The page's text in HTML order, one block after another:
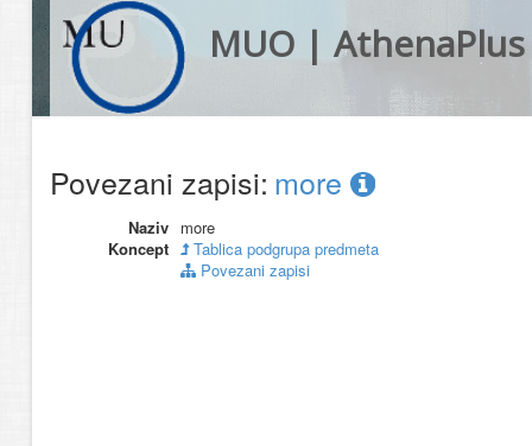
MUO | AthenaPlus
Povezani zapisi: more
Naziv more
Koncept
Tablica podgrupa predmeta
Povezani zapisi